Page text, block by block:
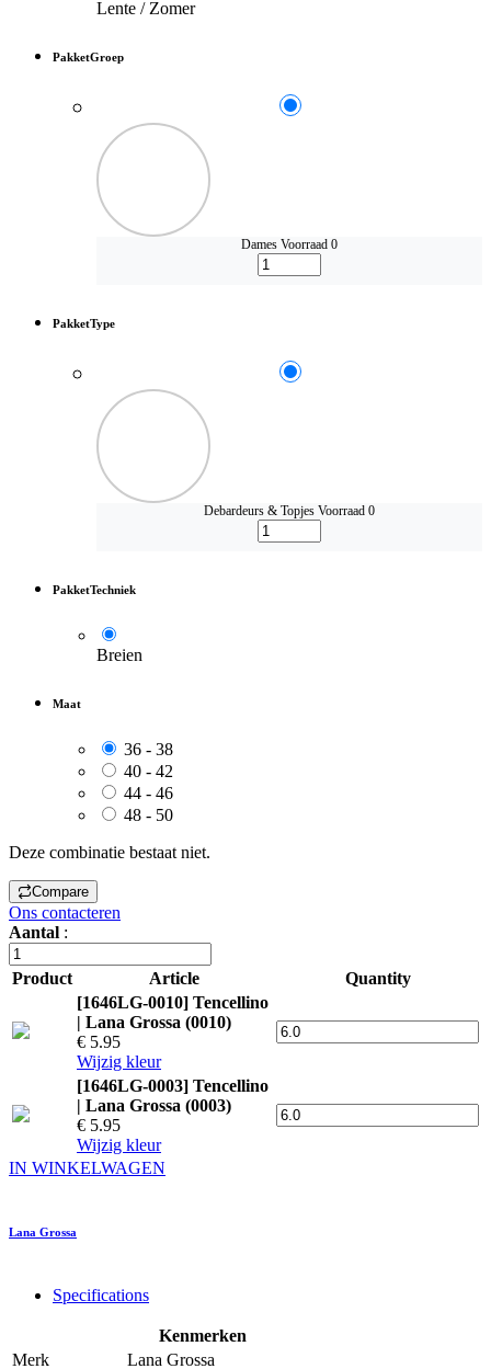
Lente / Zomer
PakketGroep
Dames Voorraad 0
PakketType
Debardeurs & Topjes Voorraad 0
PakketTechniek
Breien
Maat
36 - 38
40 - 42
44 - 46
48 - 50
Deze combinatie bestaat niet.
Compare
Ons contacteren
Aantal :
Product Article
Quantity
[1646LG-0010] Tencellino
| Lana Grossa (0010)
€ 5.95
Wijzig kleur
[1646LG-0003] Tencellino
| Lana Grossa (0003)
€ 5.95
Wijzig kleur
IN WINKELWAGEN
Lana Grossa
Specifications
Kenmerken
Merk
Lana Grossa